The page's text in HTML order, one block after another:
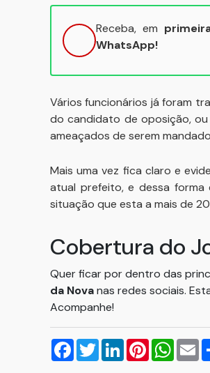
Receba, em
WhatsApp!
Vários funcionários já foram
do candidato de oposição,
ameaçados de serem
Mais uma vez fica claro e
atual prefeito, e dessa
situação que esta a mais de
Cobertura do
Quer ficar por dentro das
da Novanas redes sociais.
Acompanhe!
Facebook
TwitterLinkedInPinterest